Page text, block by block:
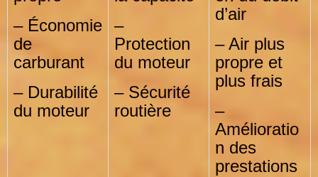
– Économie
de
carburant
– Durabilité
du moteur
–
Protection
du moteur
– Sécurité
routière
d’air
– Air plus
propre et
plus frais
–
Amélioratio
n des
prestations